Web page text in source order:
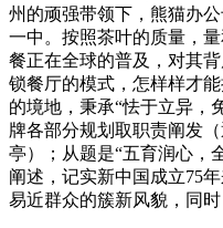
州的顽强带领下，熊猫办
一中。按照茶叶的质量，
餐正在全球的普及，对其
锁餐厅的模式，怎样样才
的境地，秉承“怯于立异，
牌各部分规划取职责阐发
亭）；从题是“五育润心，
阐述，记实新中国成立75
易近群众的簇新风貌，同